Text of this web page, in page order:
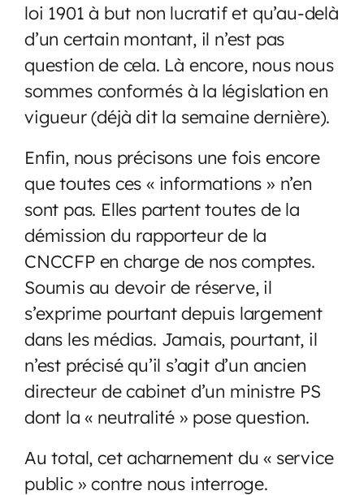
loi 1901 à but non lucratif et qu’au-delà
d’un certain montant, il n’est pas
question de cela. Là encore, nous nous
sommes conformés à la législation en
vigueur (déjà dit la semaine dernière).
Enfin, nous précisons une fois encore
que toutes ces « informations » n’en
sont pas. Elles partent toutes de la
démission du rapporteur de la
CNCCFP en charge de nos comptes.
Soumis au devoir de réserve, il
s’exprime pourtant depuis largement
dans les médias. Jamais, pourtant, il
n’est précisé qu’il s’agit d’un ancien
directeur de cabinet d’un ministre PS
dont la « neutralité » pose question.
Au total, cet acharnement du « service
public » contre nous interroge.